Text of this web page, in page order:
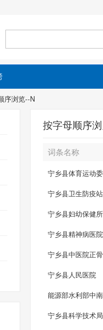
序浏览--N
按字母顺序
词条名称
宁乡县体育运动
宁乡县卫生防疫站
宁乡县妇幼保健所
宁乡县精神病医院
宁乡县中医院正
宁乡县人民医院
能源部水利部中
宁乡县科学技术局